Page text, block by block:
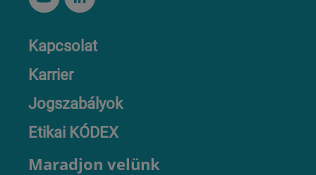
Kapcsolat
Karrier
Jogszabályok
Etikai KÓDEX
Maradjon velünk